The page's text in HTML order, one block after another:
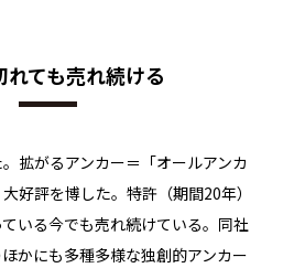
れても売れ続ける
拡がるアンカー＝「オールアンカ
好評を博した。特許（期間20年）
いる今でも売れ続けている。同社
かにも多種多様な独創的アンカー